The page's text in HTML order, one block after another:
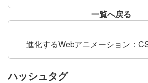
一覧へ戻る
進化するWebアニメーション：
ハッシュタグ